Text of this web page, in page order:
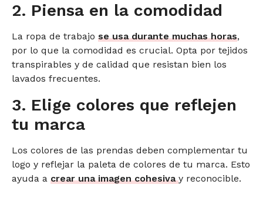
2. Piensa en la comodidad
La ropa de trabajo se usa durante muchas horas,
por lo que la comodidad es crucial. Opta por tejidos
transpirables y de calidad que resistan bien los
lavados frecuentes.
3. Elige colores que reflejen
tu marca
Los colores de las prendas deben complementar tu
logo y reflejar la paleta de colores de tu marca. Esto
ayuda a crear una imagen cohesivay reconocible.